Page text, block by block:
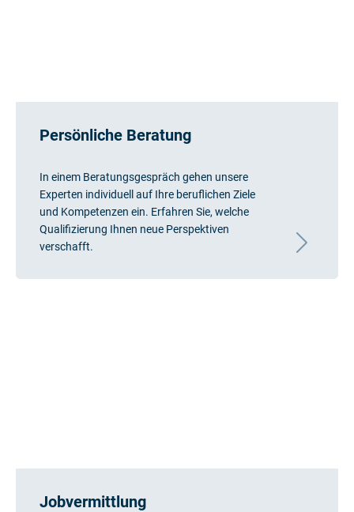
Persönliche Beratung
In einem Beratungsgespräch gehen unsere
Experten individuell auf Ihre beruflichen Ziele
und Kompetenzen ein. Erfahren Sie, welche
Qualifizierung Ihnen neue Perspektiven
verschafft.
Jobvermittlung